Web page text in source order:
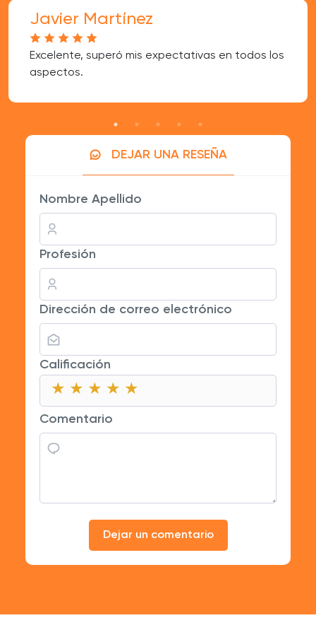
Javier Martínez
Excelente, superó mis expectativas en todos los
aspectos.
DEJAR UNA RESEÑA
Nombre Apellido
Profesión
Dirección de correo electrónico
Calificación
★
★ ★
★ ★ ★
★ ★ ★ ★
★ ★ ★ ★ ★
Comentario
Dejar un comentario